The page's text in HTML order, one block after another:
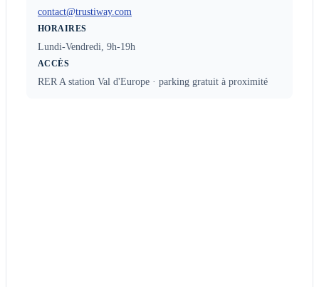
contact@trustiway.com
HORAIRES
Lundi-Vendredi, 9h-19h
ACCÈS
RER A station Val d'Europe · parking gratuit à proximité